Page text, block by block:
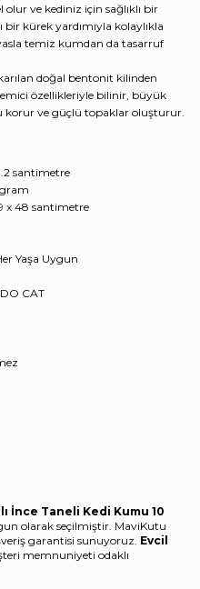
ve kediniz için sağlıklı bir
kürek yardımıyla kolaylıkla
temiz kumdan da tasarruf
doğal bentonit kilinden
özellikleriyle bilinir, büyük
korur ve güçlü topaklar oluşturur.
santimetre
x 48 santimetre
Yaşa Uygun
CAT
İnce Taneli Kedi Kumu 10
olarak seçilmiştir. MaviKutu
garantisi sunuyoruz. Evcil
memnuniyeti odaklı